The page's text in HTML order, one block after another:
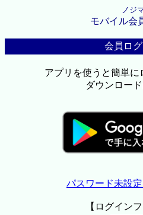
ノジ
モバイル会
会員ロ
アプリを使うと簡単
ダウンロー
パスワード未設
【ログイン